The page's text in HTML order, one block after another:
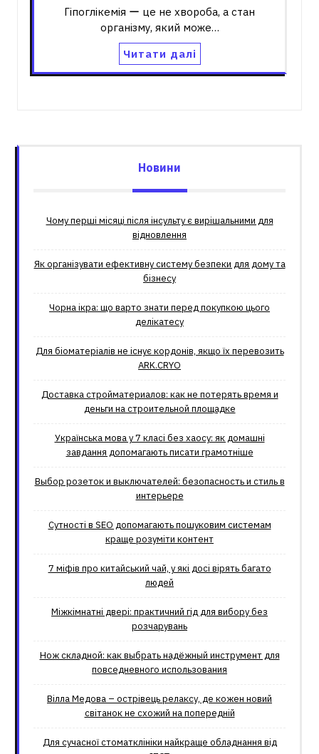
Гіпоглікемія ー це не хвороба, а стан
організму, який може…
Читати далі
Новини
Чому перші місяці після інсульту є вирішальними для
відновлення
Як організувати ефективну систему безпеки для дому та
бізнесу
Чорна ікра: що варто знати перед покупкою цього
делікатесу
Для біоматеріалів не існує кордонів, якщо їх перевозить
ARK.CRYO
Доставка стройматериалов: как не потерять время и
деньги на строительной площадке
Українська мова у 7 класі без хаосу: як домашні
завдання допомагають писати грамотніше
Выбор розеток и выключателей: безопасность и стиль в
интерьере
Сутності в SEO допомагають пошуковим системам
краще розуміти контент
7 міфів про китайський чай, у які досі вірять багато
людей
Міжкімнатні двері: практичний гід для вибору без
розчарувань
Нож складной: как выбрать надёжный инструмент для
повседневного использования
Вілла Медова – острівець релаксу, де кожен новий
світанок не схожий на попередній
Для сучасної стоматклініки найкраще обладнання від